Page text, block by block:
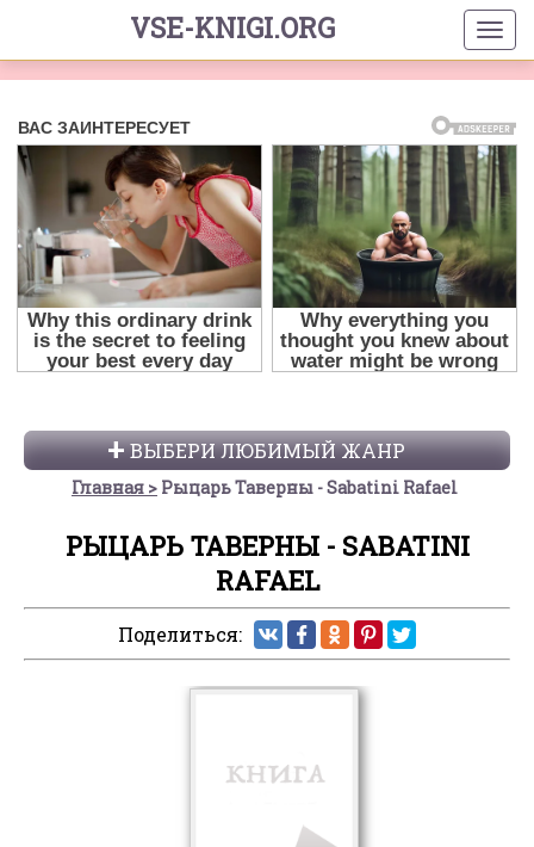
VSE-KNIGI.ORG
ВЫБЕРИ ЛЮБИМЫЙ ЖАНР
Главная Рыцарь Таверны - Sabatini Rafael
РЫЦАРЬ ТАВЕРНЫ - SABATINI
RAFAEL
Поделиться: